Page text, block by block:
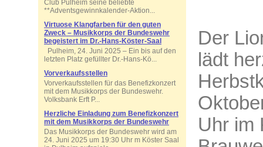
Club Pulheim seine beliebte
**Adventsgewinnkalender-Aktion...
Virtuose Klangfarben für den guten
Zweck – Musikkorps der Bundeswehr
begeistert im Dr.-Hans-Köster-Saal
Pulheim, 24. Juni 2025 – Ein bis auf den
letzten Platz gefüllter Dr.-Hans-Kö...
Vorverkaufsstellen
Vorverkaufsstellen für das Benefizkonzert
mit dem Musikkorps der Bundeswehr.
Volksbank Erft P...
Herzliche Einladung zum Benefizkonzert
mit dem Musikkorps der Bundeswehr
Das Musikkorps der Bundeswehr wird am
24. Juni 2025 um 19:30 Uhr m Köster Saal
Der
lädt
Uhr im